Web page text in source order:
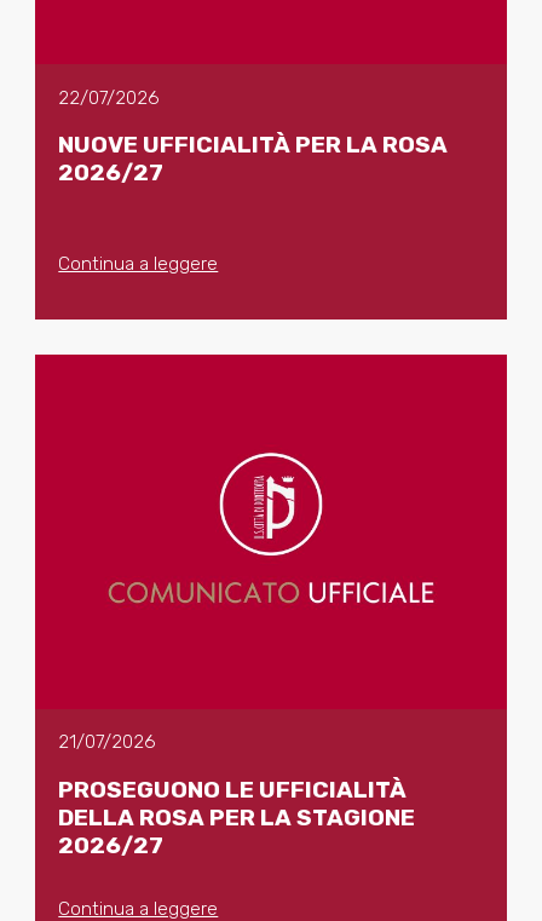
22/07/2026
NUOVE UFFICIALITÀ PER LA ROSA
2026/27
Continua a leggere
21/07/2026
PROSEGUONO LE UFFICIALITÀ
DELLA ROSA PER LA STAGIONE
2026/27
Continua a leggere